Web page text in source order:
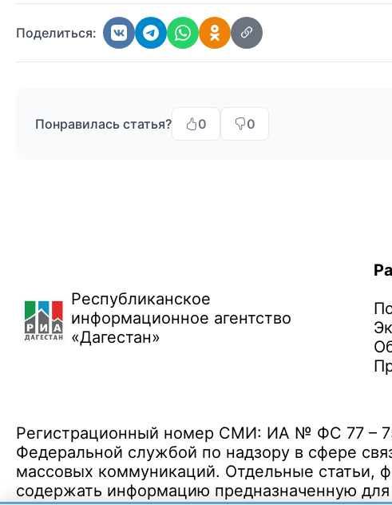
Поделиться:
Понравилась статья? 0 0
Республиканское
информационное агентство
«Дагестан»
Регистрационный номер СМИ: ИА № ФС 77 –
Федеральной службой по надзору в сфере
массовых коммуникаций. Отдельные статьи,
содержать информацию предназначенную